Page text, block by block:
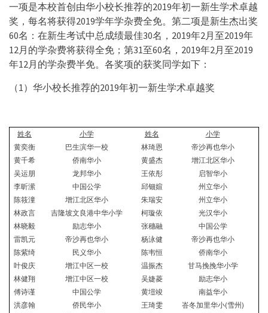
一项是本校首创由华小校长推荐的2019年初一新生学术卓越
奖，每名将获得2019学年学杂费全免。 第二项是新生杰出奖
60名：在新生考试中总成绩最佳30名，2019年2月至2019年
12月的学杂费将获得全免；第31至60名，2019年2月至2019
年12月的学杂费半免。各奖项的获奖同学如下：
（1）华小校长推荐的2019年初一新生学术卓越奖
姓名 小学 姓名
小学
黄奕衡
巴生滨华一校 林琦恩
帝沙再也华小
黄千希
侨南华小 黄盛杰
增江北区华小
吴运朋
龙邦华小 王依彤
启智华小
李昕潆
中国公学 邱钿媗
州立华小
陈筱潼
增江北区华小 朱瑞安
州立华小
林政言
吉隆坡文良港中华小学 柯璇依
光汉华小
林晓毅
励志华小 张穗融
中国公学
雷凯元
帝沙再也华小 杨泳健
帝沙再也华小
陈紫绮
民义华小 陈韦恒
侨南华小
叶俊庆
增江中区一校 温振杰
甘马挽挽华小学
林健翔
增江中区一校 吴婕菱
励志华小
傅诗谨
中国公学 黄塏竣
南益华小
洪彦翰
侨民华小 王琦雯
峇冬加里华小(雪州)